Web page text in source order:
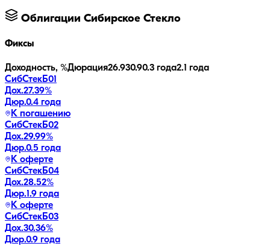
Облигации Сибирское Стекло
Фиксы
Доходность, %Дюрация26.930.90.3 года2.1 года
СибСтекБ01
Дох.27.39%
Дюр.0.4 года
К погашению
СибСтекБ02
Дох.29.99%
Дюр.0.5 года
К оферте
СибСтекБ04
Дох.28.52%
Дюр.1.9 года
К оферте
СибСтекБ03
Дох.30.36%
Дюр.0.9 года